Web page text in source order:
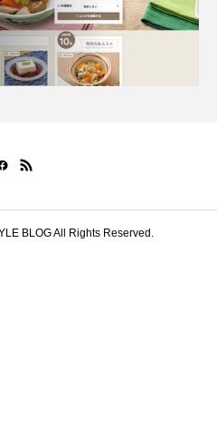
BLOG All Rights Reserved.